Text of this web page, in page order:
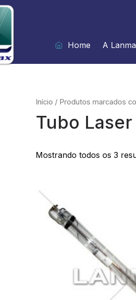
Ir
para
o
conteúdo
Home
A
Início / Produtos marcados
Tubo Laser
Mostrando todos os 3